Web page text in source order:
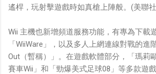
遙桿，玩射擊遊戲時如真槍上陣般。(美聯
Wii 主機也新增頻道服務功能，有專為下載
「WiiWare」，以及多人上網連線對戰的進
Out（暫稱）」。在遊戲軟體部分，「瑪莉
賽車Wii」和「勁爆美式足球08」等多款遊